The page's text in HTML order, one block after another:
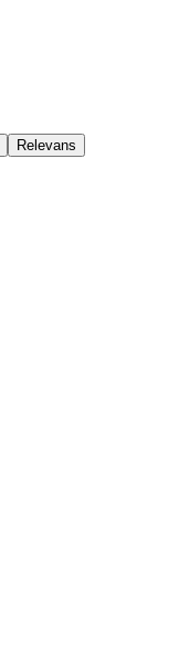
Relevans